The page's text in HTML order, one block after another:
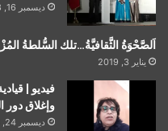
ديسمبر 16, 2018
اَلصَّحْوَةُ الثَّقافيَّةُ…تلك السُّلطةُ
يناير 3, 2019
فيديو |
وإغلاق
ديسمبر 24, 2018